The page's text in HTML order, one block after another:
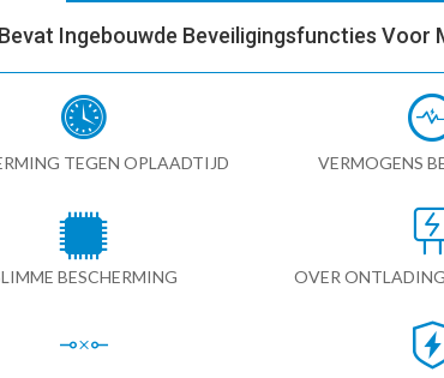
Ingebouwde Beveiligingsfuncties Voor
TEGEN OPLAADTIJD VERMOGENS
BESCHERMING OVER